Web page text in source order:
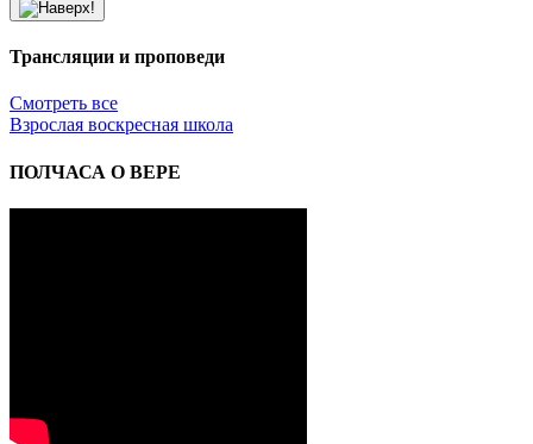
Трансляции и проповеди
Смотреть все
Взрослая воскресная школа
ПОЛЧАСА О ВЕРЕ